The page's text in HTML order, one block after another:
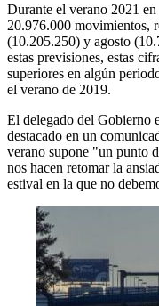
Durante el verano 2021
20.976.000 movimientos,
(10.205.250) y agosto
estas previsiones, estas
superiores en algún
el verano de 2019.
El delegado del Gobierno
destacado en un
verano supone "un punto
nos hacen retomar la
estival en la que no